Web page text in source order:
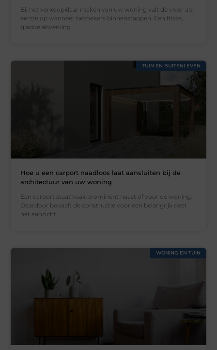
Bij het verkoopklaar maken van uw woning valt de vloer als
eerste op wanneer bezoekers binnenstappen. Een frisse,
gladde afwerking
TUIN EN BUITENLEVEN
Hoe u een carport naadloos laat aansluiten bij de
architectuur van uw woning
Een carport staat vaak prominent naast of voor de woning.
Daardoor bepaalt de constructie voor een belangrijk deel
het aanzicht
WONING EN TUIN